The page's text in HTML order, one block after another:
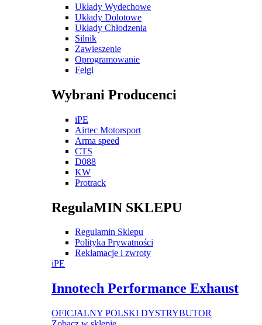
Układy Wydechowe
Układy Dolotowe
Układy Chłodzenia
Silnik
Zawieszenie
Oprogramowanie
Felgi
Wybrani Producenci
iPE
Airtec Motorsport
Arma speed
CTS
D088
KW
Protrack
RegulaMIN SKLEPU
Regulamin Sklepu
Polityka Prywatności
Reklamacje i zwroty
iPE
Innotech Performance Exhaust
OFICJALNY POLSKI DYSTRYBUTOR